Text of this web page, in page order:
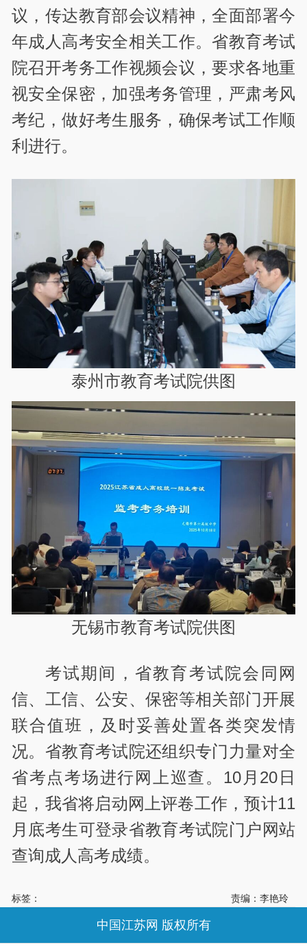
议，传达教育部会议精神，全面部署今
年成人高考安全相关工作。省教育考试
院召开考务工作视频会议，要求各地重
视安全保密，加强考务管理，严肃考风
考纪，做好考生服务，确保考试工作顺
利进行。
泰州市教育考试院供图
无锡市教育考试院供图
考试期间，省教育考试院会同网
信、工信、公安、保密等相关部门开展
联合值班，及时妥善处置各类突发情
况。省教育考试院还组织专门力量对全
省考点考场进行网上巡查。10月20日
起，我省将启动网上评卷工作，预计11
月底考生可登录省教育考试院门户网站
查询成人高考成绩。
标签： 责编：李艳玲
中国江苏网 版权所有